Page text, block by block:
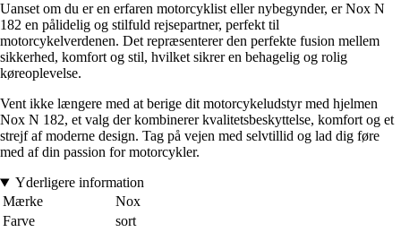
Uanset om du er en erfaren motorcyklist eller nybegynder, er Nox N
182 en pålidelig og stilfuld rejsepartner, perfekt til
motorcykelverdenen. Det repræsenterer den perfekte fusion mellem
sikkerhed, komfort og stil, hvilket sikrer en behagelig og rolig
køreoplevelse.
Vent ikke længere med at berige dit motorcykeludstyr med hjelmen
Nox N 182, et valg der kombinerer kvalitetsbeskyttelse, komfort og et
strejf af moderne design. Tag på vejen med selvtillid og lad dig føre
med af din passion for motorcykler.
Yderligere information
Mærke
Nox
Farve
sort